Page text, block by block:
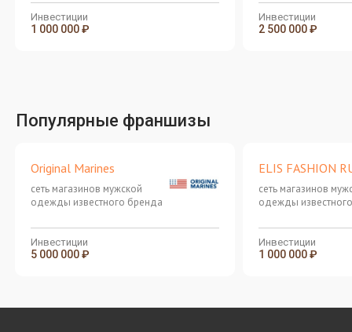
женской и мужской одежды
известных марок
Инвестиции
1 000 000 ₽
Инвестиции
2 500 000 ₽
Популярные франшизы
Original Marines
сеть магазинов мужской
одежды известного бренда
Инвестиции
5 000 000 ₽
ELIS FASHION
сеть магазинов
одежды
Инвестиции
1 000 000 ₽